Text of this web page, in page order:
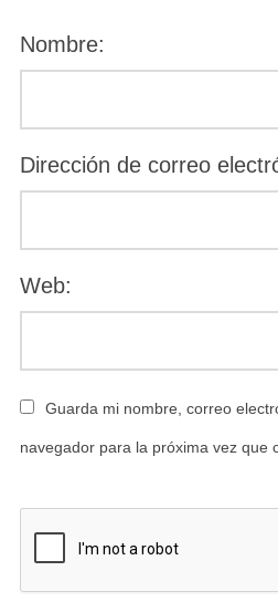
Nombre:
Dirección de correo
Web:
Guarda mi nombre, correo
navegador para la próxima vez que